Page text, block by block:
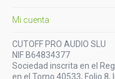
Mi cuenta
CUTOFF PRO AUDIO SLU
NIF B64834377
Sociedad inscrita en el
en el Tomo 40533, Folio 8,